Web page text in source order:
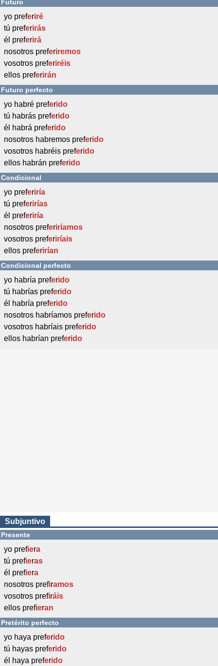
Futuro
yo preferiré
tú preferirás
él preferirá
nosotros preferiremos
vosotros preferiréis
ellos preferirán
Futuro perfecto
yo habré preferido
tú habrás preferido
él habrá preferido
nosotros habremos preferido
vosotros habréis preferido
ellos habrán preferido
Condicional
yo preferiría
tú preferirías
él preferiría
nosotros preferiríamos
vosotros preferiríais
ellos preferirían
Condicional perfecto
yo habría preferido
tú habrías preferido
él habría preferido
nosotros habríamos preferido
vosotros habríais preferido
ellos habrían preferido
Subjuntivo
Presente
yo prefiera
tú prefieras
él prefiera
nosotros prefiramos
vosotros prefiráis
ellos prefieran
Pretérito perfecto
yo haya preferido
tú hayas preferido
él haya preferido